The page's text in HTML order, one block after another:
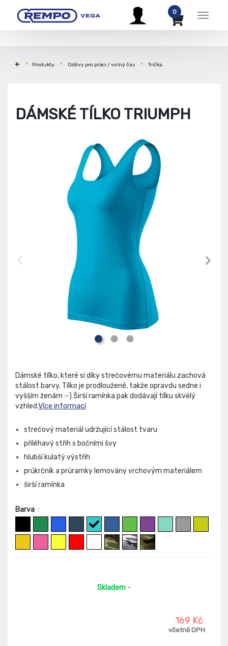
Menu
0
Produkty Oděvy pro práci / volný čas Trička
DÁMSKÉ TÍLKO TRIUMPH
Dámské tílko, které si díky strečovému materiálu zachová
stálost barvy. Tílko je prodloužené, takže opravdu sedne i
vyšším ženám :-) Širší ramínka pak dodávají tílku skvělý
vzhled.Více informací
strečový materiál udržující stálost tvaru
přiléhavý střih s bočními švy
hlubší kulatý výstřih
průkrčník a průramky lemovány vrchovým materiálem
širší ramínka
Barva :
Skladem -
169 Kč
včetně DPH